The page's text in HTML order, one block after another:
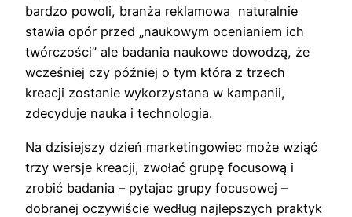
bardzo powoli, branża reklamowa naturalnie
stawia opór przed „naukowym ocenianiem ich
twórczości” ale badania naukowe dowodzą, że
wcześniej czy później o tym która z trzech
kreacji zostanie wykorzystana w kampanii,
zdecyduje nauka i technologia.
Na dzisiejszy dzień marketingowiec może wziąć
trzy wersje kreacji, zwołać grupę focusową i
zrobić badania – pytajac grupy focusowej –
dobranej oczywiście według najlepszych praktyk